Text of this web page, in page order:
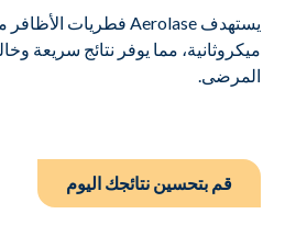
ميكروثانية، مما يوفر نتائج سريعة
المرضى.
قم بتحسين نتائجك اليوم